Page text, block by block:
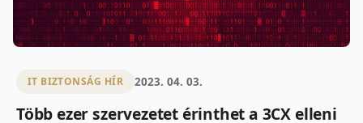
IT BIZTONSÁG HÍR 2023. 04. 03.
Több ezer szervezetet érinthet a 3CX elleni